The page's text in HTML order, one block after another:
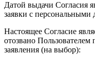
Датой выдачи Согласия
заявки с
Настоящее Согласие
отозвано
заявления (на выбор):